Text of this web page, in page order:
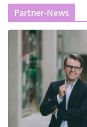
Partner-News